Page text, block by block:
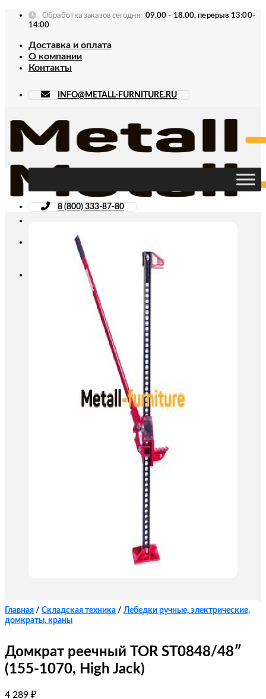
Skip
Обработка заказов сегодня: 09.00 - 18.00, перерыв 13:00-
14:00
Доставка и оплата
О компании
Контакты
INFO@METALL-FURNITURE.RU
8 (800) 333-87-80
Главная / Складская техника / Лебедки ручные, электрические,
домкраты, краны
Домкрат реечный TOR ST0848/48″
(155-1070, High Jack)
4 289 ₽